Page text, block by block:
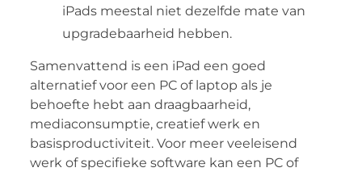
iPads meestal niet dezelfde mate van
upgradebaarheid hebben.
Samenvattend is een iPad een goed
alternatief voor een PC of laptop als je
behoefte hebt aan draagbaarheid,
mediaconsumptie, creatief werk en
basisproductiviteit. Voor meer veeleisend
werk of specifieke software kan een PC of